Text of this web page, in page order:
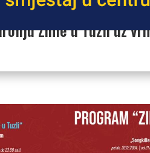
Zime u Tuzli uz